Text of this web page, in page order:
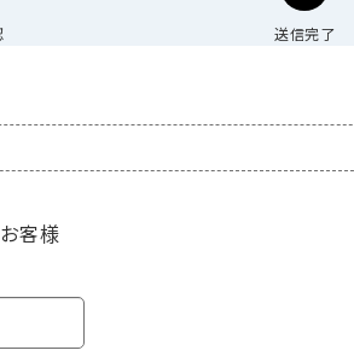
送信完了
客様